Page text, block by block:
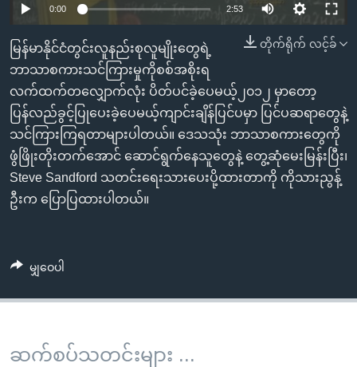
စာမျက်နှာ
သို့
ကျော်
ရန်
ရှာဖွေ
နေရာ
သို့
ကျော်
ဗွီအိုအေ လူမှုကွန်ယက်များ
ဘာသာစကားများ
0:00 2:53
တိုက်ရိုက် လင့်ခ်
မြန်မာနိုင်ငံတွင်းလူနည်းစုလူမျိုးတွေရဲ့
ဘာသာစကားသင်ကြားမှုကိုစစ်အစိုးရ
လက်ထက်တလျှောက်လုံး ပိတ်ပင်ခဲ့ပေမယ့်၂၀၁၂ မှာတော့
ပြန်လည်ခွင့်ပြုပေးခဲ့ပေမယ့်ကျာင်းချိန်ပြင်ပမှာ ပြင်ပဆရာတွေနဲ့
သင်ကြားကြရတာများပါတယ်။ ဒေသသုံး ဘာသာစကားတွေကို
ဖွံဖြိုးတိုးတက်အောင် ဆောင်ရွက်နေသူတွေနဲ့ တွေ့ဆုံမေးမြန်းပြီး၊
Steve Sandford သတင်းရေးသားပေးပို့ထားတာကို ကိုသားညွန့်
ဦးက ပြောပြထားပါတယ်။
မျှဝေပါ
ဆက်စပ်သတင်းများ ...